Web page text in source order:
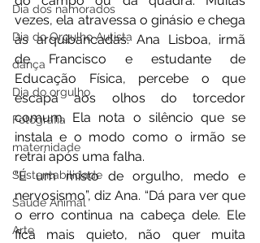
Dia dos namorados
Dia do Orgulho Autista
dança
Dia do orgulho
Fotografia
maternidade
Sustentabilidade
Saúde Animal
Arte
vezes, ela atravessa o ginásio e chega
às arquibancadas. Ana Lisboa, irmã
de Francisco e estudante de
Educação Física, percebe o que
escapa aos olhos do torcedor
comum. Ela nota o silêncio que se
instala e o modo como o irmão se
retrai após uma falha.
“É um misto de orgulho, medo e
nervosismo”, diz Ana. “Dá para ver que
o erro continua na cabeça dele. Ele
fica mais quieto, não quer muita